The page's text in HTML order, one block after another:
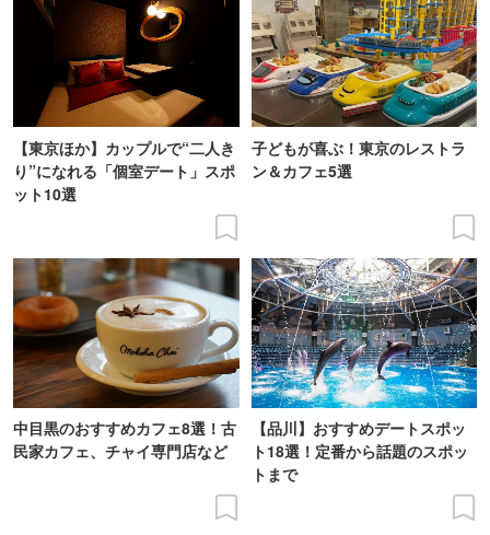
【東京ほか】カップルで“二人き
り”になれる「個室デート」スポ
ット10選
子どもが喜ぶ！東京のレストラ
ン＆カフェ5選
中目黒のおすすめカフェ8選！古
民家カフェ、チャイ専門店など
【品川】おすすめデートスポッ
ト18選！定番から話題のスポッ
トまで